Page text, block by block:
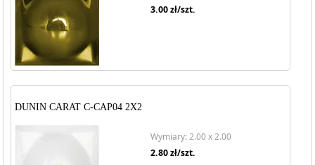
3.00zł/szt.
DUNIN CARAT C-CAP04 2X2
Wymiary: 2.00 x 2.00
2.80zł/szt.